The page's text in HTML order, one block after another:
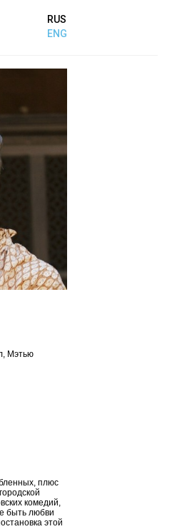
RUS
ENG
Мэтью
плюс
комедий,
быть любви
этой